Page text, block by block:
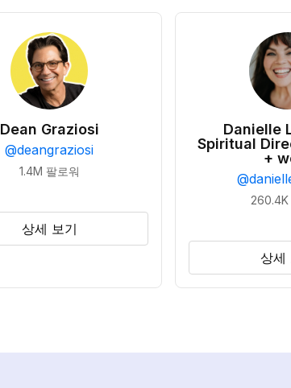
Dean Graziosi
@deangraziosi
1.4M 팔로워
상세 보기
Danielle
Spiritual
+
@
260.4K
상세